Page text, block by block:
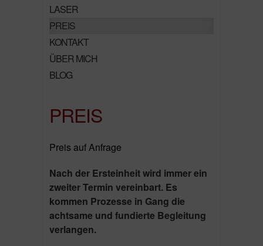
LASER
PREIS
KONTAKT
ÜBER MICH
BLOG
PREIS
Preis auf Anfrage
Nach der Ersteinheit wird immer ein
zweiter Termin vereinbart. Es
kommen Prozesse in Gang die
achtsame und fundierte Begleitung
verlangen.